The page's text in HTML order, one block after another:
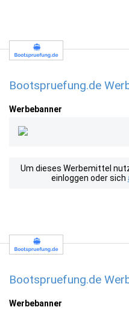
Bootspruefung.de
Werbebanner
Um dieses Werbemittel
einloggen oder sich
Bootspruefung.de
Werbebanner